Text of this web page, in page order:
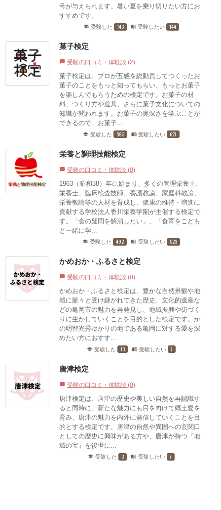
号が与えられます。暑い夏を乗り切りたい方にお
すすめです。
school 受験した 143 menu_book 受験したい 144
菓子検定
chat_bubble 受験の口コミ・体験談 (2)
菓子検定は、プロが五感を総動員してつくったお
菓子のことをもっと知ってもらい、もっとお菓子
を楽しんでもらうための検定です。お菓子の材
料、つくり方や道具、さらに菓子文化についての
知識が問われます。お菓子の奥深さを学ぶことが
できるので、お菓子...
school 受験した 593 menu_book 受験したい 627
栄養と調理技能検定
chat_bubble 受験の口コミ・体験談 (0)
1963（昭和38）年に始まり、多くの管理栄養士、
栄養士、臨床検査技師、養護教諭、家庭科教諭、
栄養教諭等の人材を育成し、健康の維持・増進に
貢献する学校法人香川栄養学園が主催する検定で
す。「食の疑問を解消したい」、「食育をこども
と一緒に学...
school 受験した 492 menu_book 受験したい 523
かめおか・ふるさと検定
chat_bubble 受験の口コミ・体験談 (0)
かめおか・ふるさと検定は、豊かな自然景観や地
域に脈々と受け継がれてきた歴史、文化的遺産な
どの亀岡市の魅力を再発見し、地域振興や街づく
りに生かしていくことを目的とした検定です。か
の明智光秀ゆかりの地である亀岡に対する愛を深
めたい方におすす...
school 受験した 13 menu_book 受験したい 7
唐津検定
chat_bubble 受験の口コミ・体験談 (0)
唐津検定は、唐津の歴史や美しい自然を再認識す
ると同時に、新たな魅力にも目を向けて郷土愛を
育み、唐津の魅力を内外に発信していくことを目
的とする検定です。唐津の自然や異国への玄関口
としての歴史に興味がある方や、唐津が持つ『地
域の宝』を後世に...
school 受験した 3 menu_book 受験したい 7